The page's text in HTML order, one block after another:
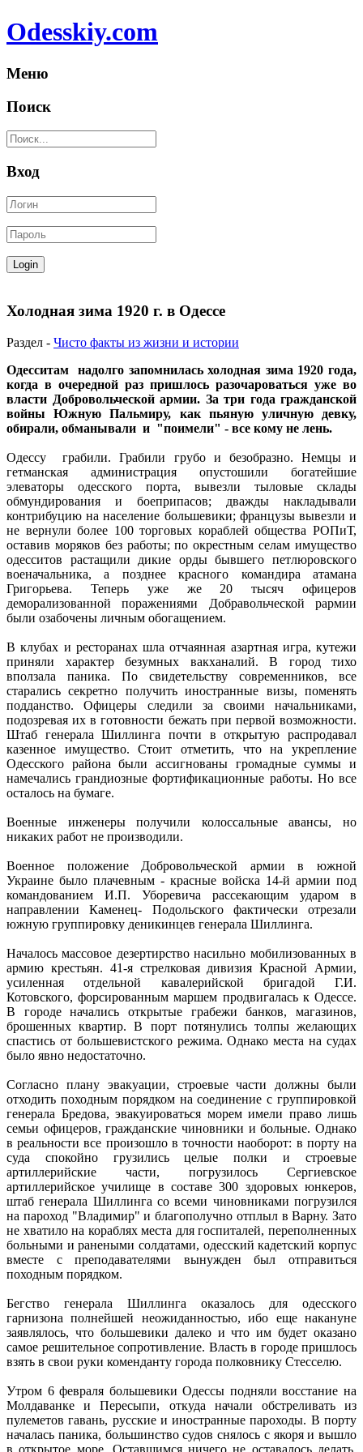
Odesskiy.com
Меню
Поиск
Вход
Холодная зима 1920 г. в Одессе
Раздел - Чисто факты из жизни и истории
Одесситам надолго запомнилась холодная зима 1920 года,
когда в очередной раз пришлось разочароваться уже во
власти Добровольческой армии. За три года гражданской
войны Южную Пальмиру, как пьяную уличную девку,
обирали, обманывали и "поимели" - все кому не лень.
Одессу грабили. Грабили грубо и безобразно. Немцы и
гетманская администрация опустошили богатейшие
элеваторы одесского порта, вывезли тыловые склады
обмундирования и боеприпасов; дважды накладывали
контрибуцию на население большевики; французы вывезли и
не вернули более 100 торговых кораблей общества РОПиТ,
оставив моряков без работы; по окрестным селам имущество
одесситов растащили дикие орды бывшего петлюровского
военачальника, а позднее красного командира атамана
Григорьева. Теперь уже же 20 тысяч офицеров
деморализованной поражениями Добравольческой рармии
были озабочены личным обогащением.
В клубах и ресторанах шла отчаянная азартная игра, кутежи
приняли характер безумных вакханалий. В город тихо
вползала паника. По свидетельству современников, все
старались секретно получить иностранные визы, поменять
подданство. Офицеры следили за своими начальниками,
подозревая их в готовности бежать при первой возможности.
Штаб генерала Шиллинга почти в открытую распродавал
казенное имущество. Стоит отметить, что на укрепление
Одесского района были ассигнованы громадные суммы и
намечались грандиозные фортификационные работы. Но все
осталось на бумаге.
Военные инженеры получили колоссальные авансы, но
никаких работ не производили.
Военное положение Добровольческой армии в южной
Украине было плачевным - красные войска 14-й армии под
командованием И.П. Уборевича рассекающим ударом в
направлении Каменец- Подольского фактически отрезали
южную группировку деникинцев генерала Шиллинга.
Началось массовое дезертирство насильно мобилизованных в
армию крестьян. 41-я стрелковая дивизия Красной Армии,
усиленная отдельной кавалерийской бригадой Г.И.
Котовского, форсированным маршем продвигалась к Одессе.
В городе начались открытые грабежи банков, магазинов,
брошенных квартир. В порт потянулись толпы желающих
спастись от большевистского режима. Однако места на судах
было явно недостаточно.
Согласно плану эвакуации, строевые части должны были
отходить походным порядком на соединение с группировкой
генерала Бредова, эвакуироваться морем имели право лишь
семьи офицеров, гражданские чиновники и больные. Однако
в реальности все произошло в точности наоборот: в порту на
суда спокойно грузились целые полки и строевые
артиллерийские части, погрузилось Сергиевское
артиллерийское училище в составе 300 здоровых юнкеров,
штаб генерала Шиллинга со всеми чиновниками погрузился
на пароход "Владимир" и благополучно отплыл в Варну. Зато
не хватило на кораблях места для госпиталей, переполненных
больными и ранеными солдатами, одесский кадетский корпус
вместе с преподавателями вынужден был отправиться
походным порядком.
Бегство генерала Шиллинга оказалось для одесского
гарнизона полнейшей неожиданностью, ибо еще накануне
заявлялось, что большевики далеко и что им будет оказано
самое решительное сопротивление. Власть в городе пришлось
взять в свои руки коменданту города полковнику Стесселю.
Утром 6 февраля большевики Одессы подняли восстание на
Молдаванке и Пересыпи, откуда начали обстреливать из
пулеметов гавань, русские и иностранные пароходы. В порту
началась паника, большинство судов снялось с якоря и вышло